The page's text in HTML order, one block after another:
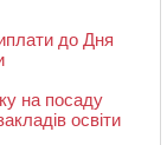
до Дня
на посаду
освіти